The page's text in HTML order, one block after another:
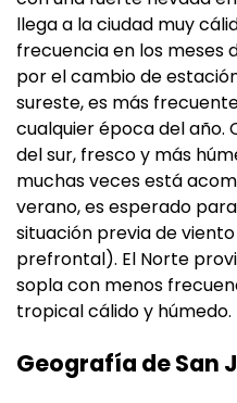
llega a la ciudad muy
frecuencia en los meses
por el cambio de
sureste, es más
cualquier época del año.
del sur, fresco y más
muchas veces está
verano, es esperado
situación previa de
prefrontal). El Norte
sopla con menos
tropical cálido y húmedo.
Geografía de San